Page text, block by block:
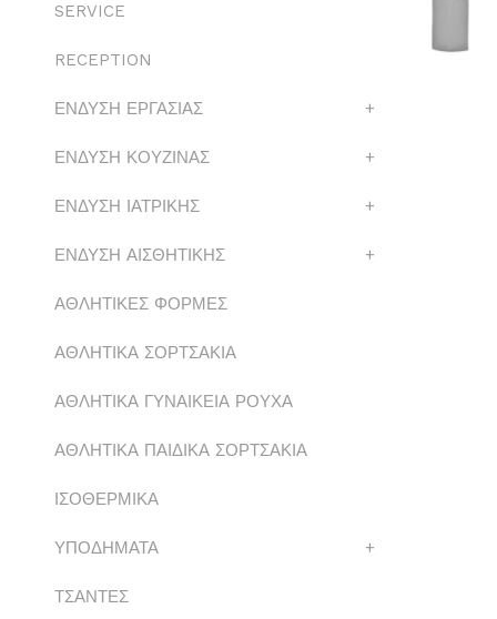
SERVICE
RECEPTION
ΕΝΔΥΣΗ ΕΡΓΑΣΙΑΣ +
ΕΝΔΥΣΗ ΚΟΥΖΙΝΑΣ +
ΕΝΔΥΣΗ ΙΑΤΡΙΚΗΣ +
ΕΝΔΥΣΗ ΑΙΣΘΗΤΙΚΗΣ +
ΑΘΛΗΤΙΚΕΣ ΦΟΡΜΕΣ
ΑΘΛΗΤΙΚΑ ΣΟΡΤΣΑΚΙΑ
ΑΘΛΗΤΙΚΑ ΓΥΝΑΙΚΕΙΑ ΡΟΥΧΑ
ΑΘΛΗΤΙΚΑ ΠΑΙΔΙΚΑ ΣΟΡΤΣΑΚΙΑ
ΙΣΟΘΕΡΜΙΚΑ
ΥΠΟΔΗΜΑΤΑ +
ΤΣΑΝΤΕΣ